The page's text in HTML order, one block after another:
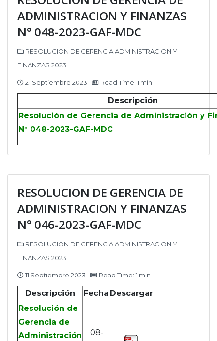
ADMINISTRACION Y FINANZAS
N° 048-2023-GAF-MDC
RESOLUCION DE GERENCIA ADMINISTRACION Y
FINANZAS 2023
21 Septiembre 2023 Read Time: 1 min
Descripción
Resolución de Gerencia de Administración y
N° 048-2023-GAF-MDC
RESOLUCION DE GERENCIA DE
ADMINISTRACION Y FINANZAS
N° 046-2023-GAF-MDC
RESOLUCION DE GERENCIA ADMINISTRACION Y
FINANZAS 2023
11 Septiembre 2023 Read Time: 1 min
Descripción Fecha Descargar
Resolución de
Gerencia de
Administración
08-